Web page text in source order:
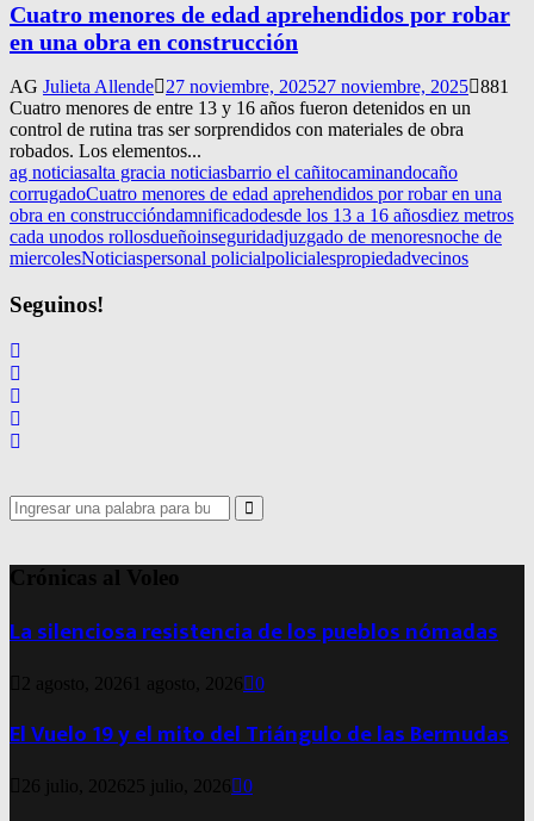
Cuatro menores de edad aprehendidos por robar
en una obra en construcción
AG Julieta Allende 27 noviembre, 202527 noviembre, 2025 881
Cuatro menores de entre 13 y 16 años fueron detenidos en un
control de rutina tras ser sorprendidos con materiales de obra
robados. Los elementos...
ag noticiasalta gracia noticiasbarrio el cañitocaminandocaño
corrugadoCuatro menores de edad aprehendidos por robar en una
obra en construccióndamnificadodesde los 13 a 16 añosdiez metros
cada unodos rollosdueñoinseguridadjuzgado de menoresnoche de
miercolesNoticiaspersonal policialpolicialespropiedadvecinos
Seguinos!
Search
for:
Search
Crónicas al Voleo
La silenciosa resistencia de los pueblos nómadas
2 agosto, 2026 1 agosto, 2026 0
El Vuelo 19 y el mito del Triángulo de las Bermudas
26 julio, 2026 25 julio, 2026 0